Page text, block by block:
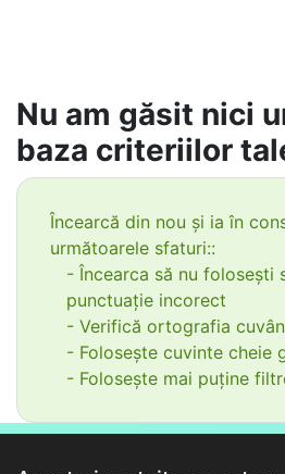
Nu am găsit nici
baza criteriilor
Încearcă din nou și ia în
următoarele sfaturi::
- Încearca să nu folosești
punctuație incorect
- Verifică ortografia
- Folosește cuvinte cheie
- Folosește mai puține